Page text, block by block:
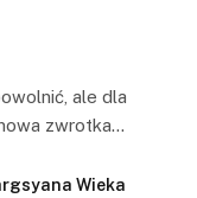
ale dla
zwrotka…
Wieka